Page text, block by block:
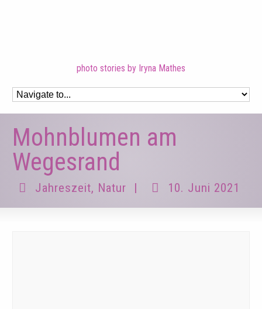
photo stories by Iryna Mathes
Mohnblumen am
Wegesrand
Jahreszeit, Natur | 10. Juni 2021